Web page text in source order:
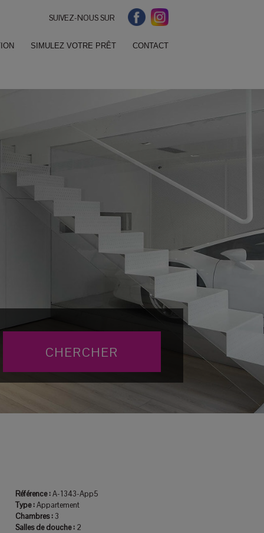
SUIVEZ-NOUS SUR
SIMULEZ VOTRE PRÊT CONTACT
Référence :A-1343-App5
Type :Appartement
Chambres : 3
Salles de douche : 2